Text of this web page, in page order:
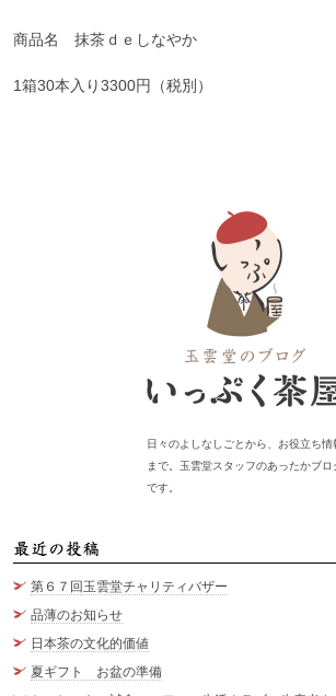
商品名 抹茶ｄｅしなやか
1箱30本入り3300円（税別）
日々のよしなしごとから、お役立ち情
まで。玉雲堂スタッフのあったかブロ
です。
第６７回玉雲堂チャリティバザー
品薄のお知らせ
日本茶の文化的価値
夏ギフト お盆の準備